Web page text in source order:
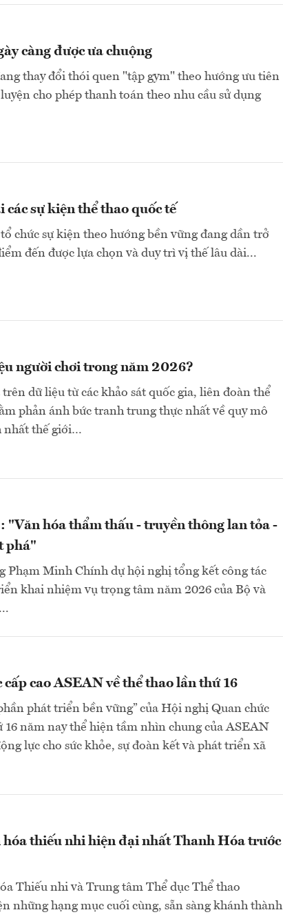
càng được ưa chuộng
thay đổi thói quen "tập gym" theo hướng ưu tiên
cho phép thanh toán theo nhu cầu sử dụng
sự kiện thể thao quốc tế
chức sự kiện theo hướng bền vững đang dần trở
đến được lựa chọn và duy trì vị thế lâu dài...
người chơi trong năm 2026?
dữ liệu từ các khảo sát quốc gia, liên đoàn thể
phản ánh bức tranh trung thực nhất về quy mô
nhất thế giới…
hóa thẩm thấu - truyền thông lan tỏa -
phá"
Phạm Minh Chính dự hội nghị tổng kết công tác
khai nhiệm vụ trọng tâm năm 2026 của Bộ và
cao ASEAN về thể thao lần thứ 16
phát triển bền vững” của Hội nghị Quan chức
16 năm nay thể hiện tầm nhìn chung của ASEAN
lực cho sức khỏe, sự đoàn kết và phát triển xã
thiếu nhi hiện đại nhất Thanh Hóa trước
Thiếu nhi và Trung tâm Thể dục Thể thao
những hạng mục cuối cùng, sẵn sàng khánh thành